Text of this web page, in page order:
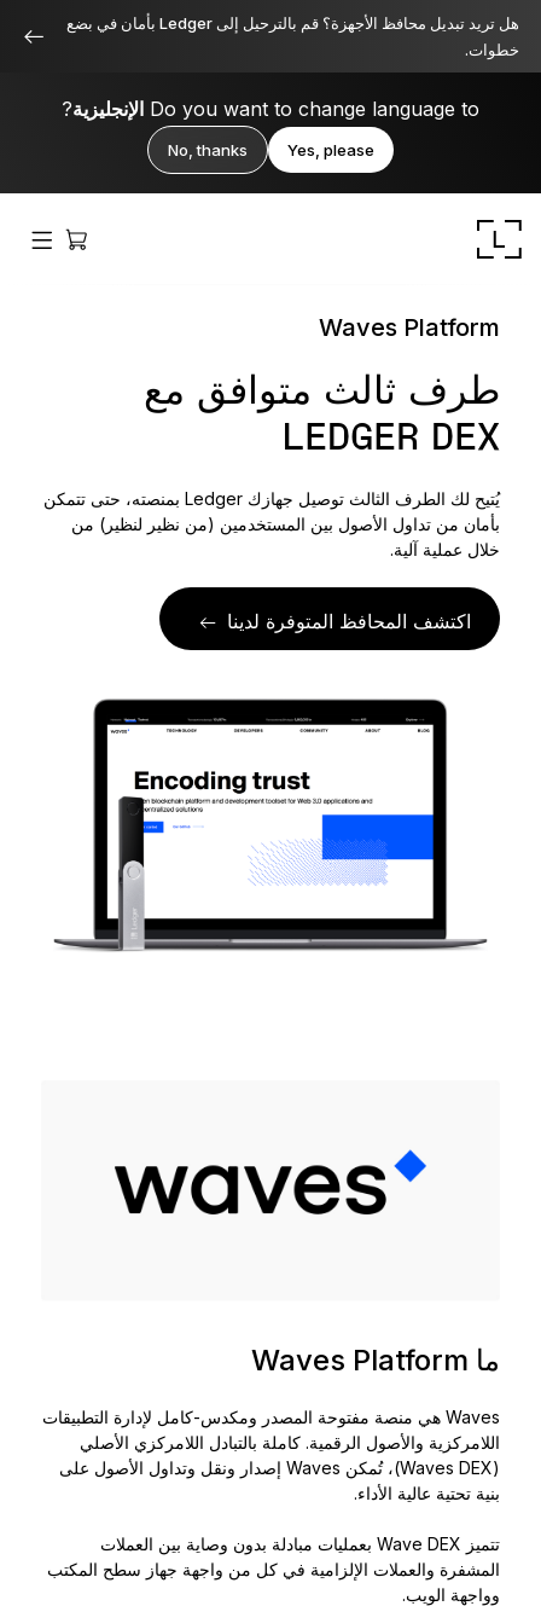
هل تريد تبديل محافظ الأجهزة؟ قم بالترحيل إلى Ledger بأمان في بضع
خطوات.
Do you want to change language to الإنجليزية?
Yes, please
No, thanks
Ledger Stax
Ledger Flex
Ledger NanoGen5
Ledger Nanoالكلاسيكية
حماية نسخ احتياطي يمكن الاعتماد عليها
تسوق الكل
إصدارات محدودة
Waves Platform
طرف ثالث متوافق مع
LEDGER DEX
يُتيح لك الطرف الثالث توصيل جهازك Ledger بمنصته، حتى تتمكن
بأمان من تداول الأصول بين المستخدمين (من نظير لنظير) من
خلال عملية آلية.
اكتشف المحافظ المتوفرة لدينا
ما Waves Platform
Waves هي منصة مفتوحة المصدر ومكدس-كامل لإدارة التطبيقات
اللامركزية والأصول الرقمية. كاملة بالتبادل اللامركزي الأصلي
(Waves DEX)، تُمكن Waves إصدار ونقل وتداول الأصول على
بنية تحتية عالية الأداء.
تتميز Wave DEX بعمليات مبادلة بدون وصاية بين العملات
المشفرة والعملات الإلزامية في كل من واجهة جهاز سطح المكتب
وواجهة الويب.